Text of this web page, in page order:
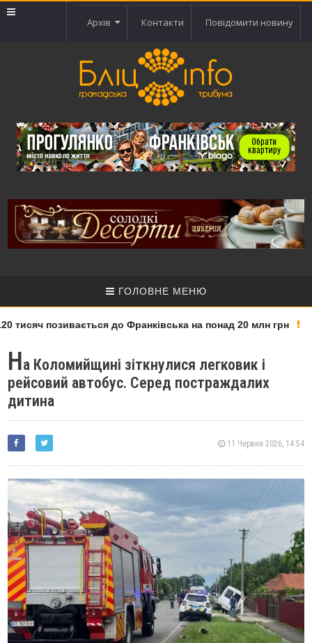
Архів Контакти Повідомити новину
ГОЛОВНЕ МЕНЮ
позивається до Франківська на понад 20 млн грн
На Коломийщині зіткнулися легковик і
рейсовий автобус. Серед постраждалих
дитина
11 Червня 2026, 14:54